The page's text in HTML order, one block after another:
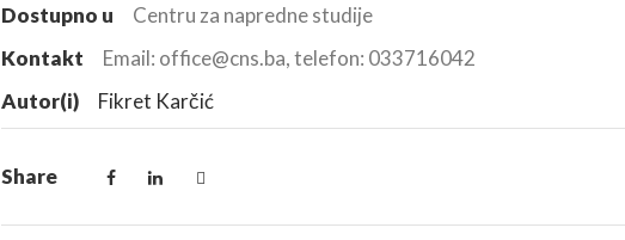
Dostupno u
Centru za napredne studije
Kontakt
Email: office@cns.ba, telefon: 033716042
Autor(i)
Fikret Karčić
Share